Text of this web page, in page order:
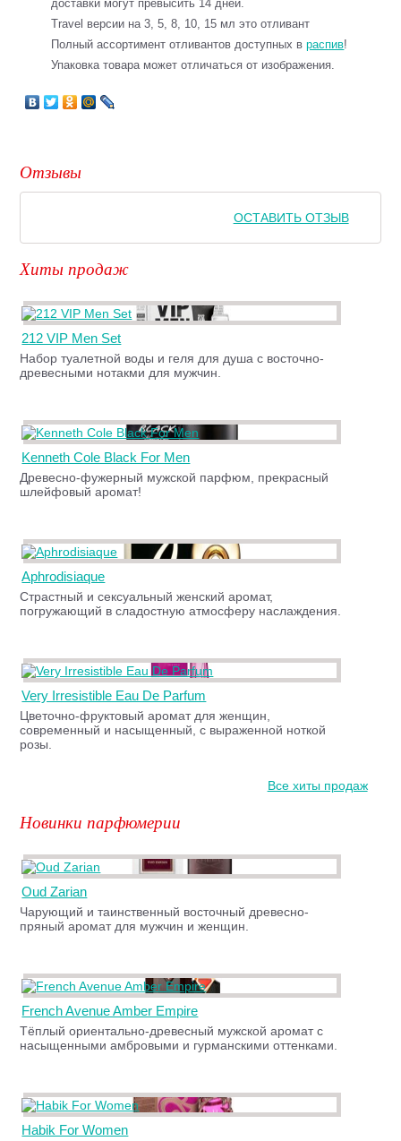
доставки могут превысить 14 дней.
Travel версии на 3, 5, 8, 10, 15 мл это отливант
Полный ассортимент отливантов доступных враспив!
Упаковка товара может отличаться от изображения.
Отзывы
ОСТАВИТЬ ОТЗЫВ
Хиты продаж
212 VIP Men Set
Набор туалетной воды и геля для душа с восточно-
древесными нотакми для мужчин.
Kenneth Cole Black For Men
Древесно-фужерный мужской парфюм, прекрасный
шлейфовый аромат!
Aphrodisiaque
Страстный и сексуальный женский аромат,
погружающий в сладостную атмосферу наслаждения.
Very Irresistible Eau De Parfum
Цветочно-фруктовый аромат для женщин,
современный и насыщенный, с выраженной ноткой
розы.
Все хиты продаж
Новинки парфюмерии
Oud Zarian
Чарующий и таинственный восточный древесно-
пряный аромат для мужчин и женщин.
French Avenue Amber Empire
Тёплый ориентально-древесный мужской аромат с
насыщенными амбровыми и гурманскими оттенками.
Habik For Women